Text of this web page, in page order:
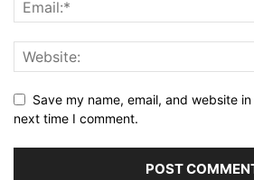
Save my name, email, and website
next time I comment.